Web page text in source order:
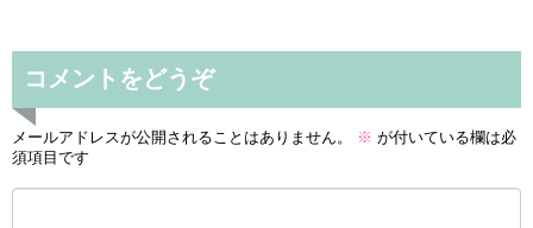
コメントをどうぞ
メールアドレスが公開されることはありません。 ※ が付いている欄は必
須項目です